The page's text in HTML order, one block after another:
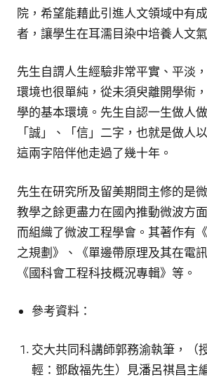
院，希望能藉此引進人文領域中有
者，讓學生在耳濡目染中培養人文氣
先生自謂人生經驗非常平實、平淡
環境也很單純，從未須臾離開學術
學的基本環境。先生自認一生做人
「誠」、「信」二字，也就是做人
這兩字陪伴他走過了幾十年。
先生在研究所及留美期間主修的是
教學之餘更盡力在國內推動微波方
而組織了微波工程學會。其著作有
之規劃》、《單邊帶原理及其在電
《國科會工程科技概況專輯》等。
參考資料：
交大共同科講師郭務渝執筆，（
輕：鄧啟福先生）見潘呂祺昌主